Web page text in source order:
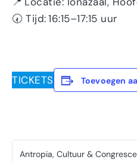
🕢 Tijd: 16:15–17:15 uur
TICKETS Toevoegen
Antropia, Cultuur &